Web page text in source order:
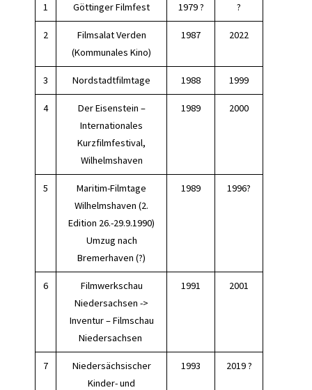
1 Göttinger Filmfest 1979 ? ?
2
Filmsalat Verden
(Kommunales Kino)
1987 2022
3 Nordstadtfilmtage 1988 1999
4
Der Eisenstein –
Internationales
Kurzfilmfestival,
Wilhelmshaven
1989 2000
5
Maritim-Filmtage
Wilhelmshaven (2.
Edition 26.-29.9.1990)
Umzug nach
Bremerhaven (?)
1989 1996?
6
Filmwerkschau
Niedersachsen ->
Inventur – Filmschau
Niedersachsen
1991 2001
7
Niedersächsischer
Kinder- und
1993 2019 ?